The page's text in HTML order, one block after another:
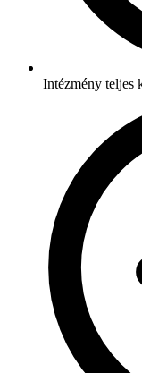
Intézmény teljes